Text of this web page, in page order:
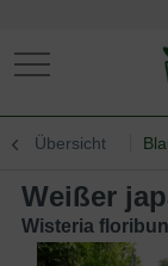
Übersicht
Weißer
Wisteria